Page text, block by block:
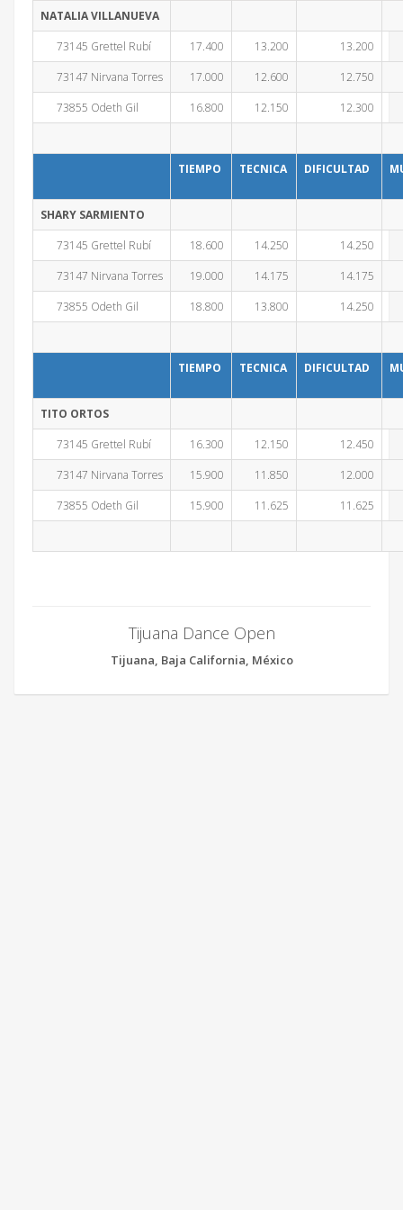
NATALIA VILLANUEVA
73145 Grettel Rubí
17.400 13.200
13.200
73147 Nirvana Torres
17.000 12.600
12.750
73855 Odeth Gil
16.800 12.150 12.300
TIEMPO TECNICA DIFICULTAD
SHARY SARMIENTO
73145 Grettel Rubí
18.600 14.250
14.250
73147 Nirvana Torres
19.000 14.175
14.175
73855 Odeth Gil
18.800 13.800 14.250
TIEMPO TECNICA DIFICULTAD
TITO ORTOS
73145 Grettel Rubí
16.300 12.150
12.450
73147 Nirvana Torres
15.900 11.850
12.000
73855 Odeth Gil
15.900 11.625 11.625
Tijuana Dance Open
Tijuana, Baja California, México